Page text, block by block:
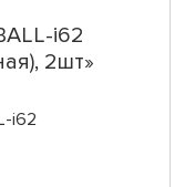
i62
2шт»
i62